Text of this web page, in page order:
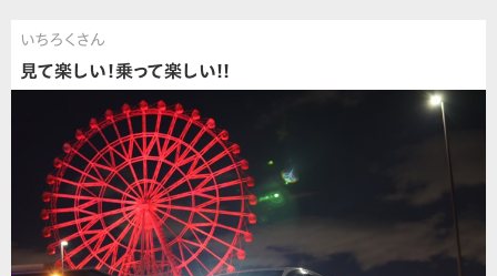
いちろくさん
見て楽しい！乗って楽しい!!